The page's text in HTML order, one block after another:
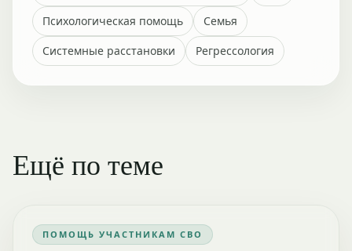
Психологическая помощь
Семья
Системные расстановки
Регрессология
Ещё по теме
ПОМОЩЬ УЧАСТНИКАМ СВО